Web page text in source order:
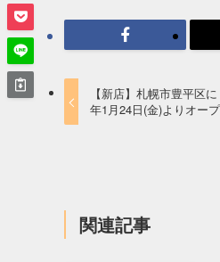
【新店】札幌市豊平区
年1月24日(金)よりオープ
関連記事